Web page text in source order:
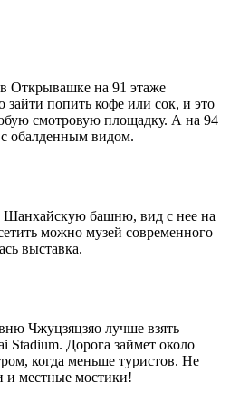
Открывашке на 91 этаже
зайти попить кофе или сок, и это
смотровую площадку. А на 94
с обалденным видом.
башню, вид с нее на
можно музей современного
выставка.
Чжуцзяцзяо лучше взять
Stadium. Дорога займет около
когда меньше туристов. Не
и местные мостики!